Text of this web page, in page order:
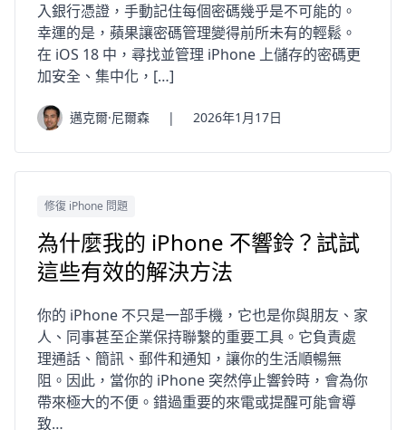
入銀行憑證，手動記住每個密碼幾乎是不可能的。
幸運的是，蘋果讓密碼管理變得前所未有的輕鬆。
在 iOS 18 中，尋找並管理 iPhone 上儲存的密碼更
加安全、集中化，[…]
邁克爾·尼爾森 | 2026年1月17日
修復 iPhone 問題
為什麼我的 iPhone 不響鈴？試試
這些有效的解決方法
你的 iPhone 不只是一部手機，它也是你與朋友、家
人、同事甚至企業保持聯繫的重要工具。它負責處
理通話、簡訊、郵件和通知，讓你的生活順暢無
阻。因此，當你的 iPhone 突然停止響鈴時，會為你
帶來極大的不便。錯過重要的來電或提醒可能會導
致…